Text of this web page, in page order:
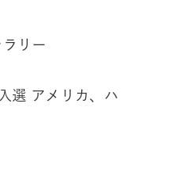
リー
選 アメリカ、ハ